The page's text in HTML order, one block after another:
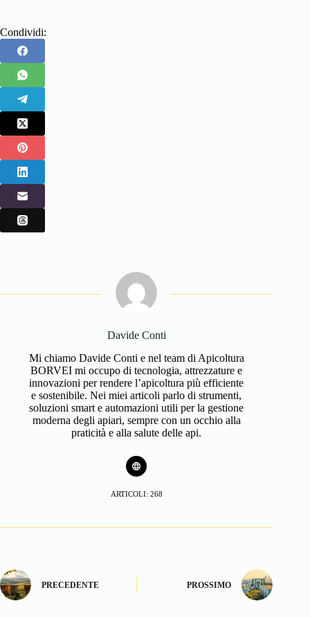
Condividi:
Davide Conti
Mi chiamo Davide Conti e nel team di Apicoltura
BORVEI mi occupo di tecnologia, attrezzature e
innovazioni per rendere l’apicoltura più efficiente
e sostenibile. Nei miei articoli parlo di strumenti,
soluzioni smart e automazioni utili per la gestione
moderna degli apiari, sempre con un occhio alla
praticità e alla salute delle api.
ARTICOLI: 268
PRECEDENTE PROSSIMO